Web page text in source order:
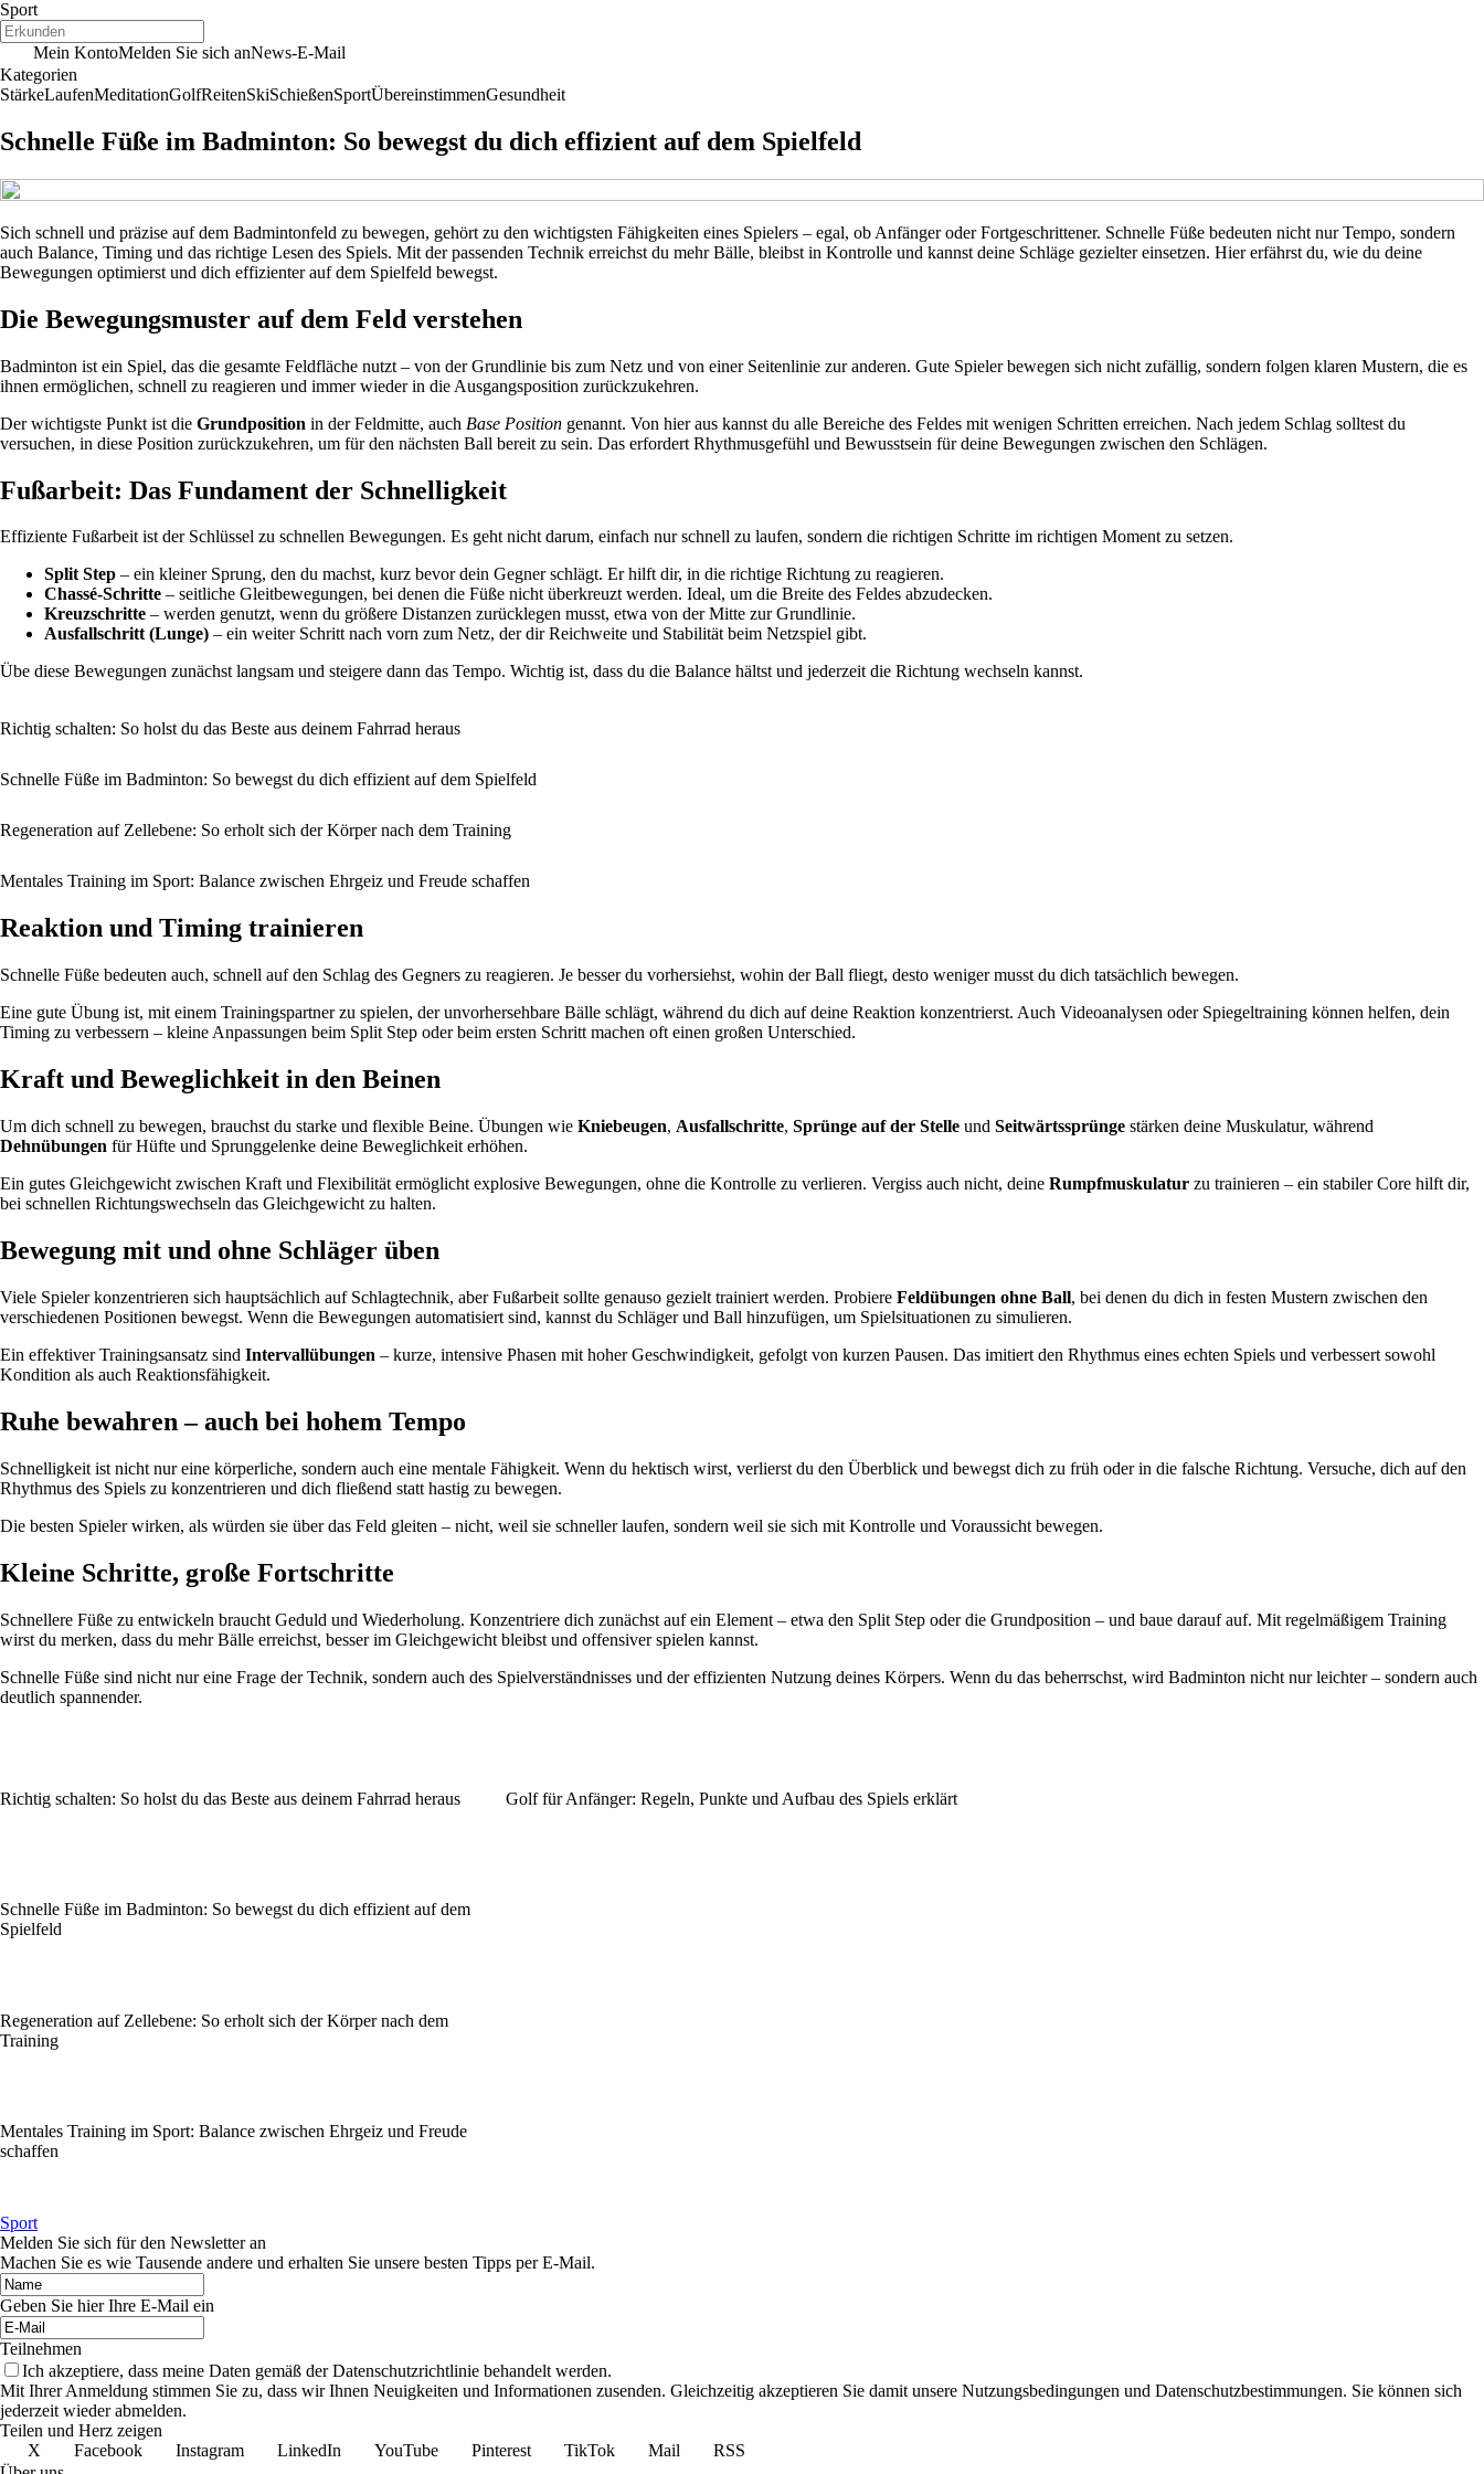
Sport
Mein KontoMelden Sie sich anNews-E-Mail
Kategorien
StärkeLaufenMeditationGolfReitenSkiSchießenSportÜbereinstimmenGesundheit
Schnelle Füße im Badminton: So bewegst du dich effizient auf dem Spielfeld
Sich schnell und präzise auf dem Badmintonfeld zu bewegen, gehört zu den wichtigsten Fähigkeiten eines Spielers – egal, ob Anfänger oder Fortgeschrittener. Schnelle Füße bedeuten nicht nur Tempo, sondern
auch Balance, Timing und das richtige Lesen des Spiels. Mit der passenden Technik erreichst du mehr Bälle, bleibst in Kontrolle und kannst deine Schläge gezielter einsetzen. Hier erfährst du, wie du deine
Bewegungen optimierst und dich effizienter auf dem Spielfeld bewegst.
Die Bewegungsmuster auf dem Feld verstehen
Badminton ist ein Spiel, das die gesamte Feldfläche nutzt – von der Grundlinie bis zum Netz und von einer Seitenlinie zur anderen. Gute Spieler bewegen sich nicht zufällig, sondern folgen klaren Mustern, die es
ihnen ermöglichen, schnell zu reagieren und immer wieder in die Ausgangsposition zurückzukehren.
Der wichtigste Punkt ist die Grundposition in der Feldmitte, auch Base Position genannt. Von hier aus kannst du alle Bereiche des Feldes mit wenigen Schritten erreichen. Nach jedem Schlag solltest du
versuchen, in diese Position zurückzukehren, um für den nächsten Ball bereit zu sein. Das erfordert Rhythmusgefühl und Bewusstsein für deine Bewegungen zwischen den Schlägen.
Fußarbeit: Das Fundament der Schnelligkeit
Effiziente Fußarbeit ist der Schlüssel zu schnellen Bewegungen. Es geht nicht darum, einfach nur schnell zu laufen, sondern die richtigen Schritte im richtigen Moment zu setzen.
Split Step – ein kleiner Sprung, den du machst, kurz bevor dein Gegner schlägt. Er hilft dir, in die richtige Richtung zu reagieren.
Chassé-Schritte – seitliche Gleitbewegungen, bei denen die Füße nicht überkreuzt werden. Ideal, um die Breite des Feldes abzudecken.
Kreuzschritte – werden genutzt, wenn du größere Distanzen zurücklegen musst, etwa von der Mitte zur Grundlinie.
Ausfallschritt (Lunge) – ein weiter Schritt nach vorn zum Netz, der dir Reichweite und Stabilität beim Netzspiel gibt.
Übe diese Bewegungen zunächst langsam und steigere dann das Tempo. Wichtig ist, dass du die Balance hältst und jederzeit die Richtung wechseln kannst.
Richtig schalten: So holst du das Beste aus deinem Fahrrad heraus
Schnelle Füße im Badminton: So bewegst du dich effizient auf dem Spielfeld
Regeneration auf Zellebene: So erholt sich der Körper nach dem Training
Mentales Training im Sport: Balance zwischen Ehrgeiz und Freude schaffen
Reaktion und Timing trainieren
Schnelle Füße bedeuten auch, schnell auf den Schlag des Gegners zu reagieren. Je besser du vorhersiehst, wohin der Ball fliegt, desto weniger musst du dich tatsächlich bewegen.
Eine gute Übung ist, mit einem Trainingspartner zu spielen, der unvorhersehbare Bälle schlägt, während du dich auf deine Reaktion konzentrierst. Auch Videoanalysen oder Spiegeltraining können helfen, dein
Timing zu verbessern – kleine Anpassungen beim Split Step oder beim ersten Schritt machen oft einen großen Unterschied.
Kraft und Beweglichkeit in den Beinen
Um dich schnell zu bewegen, brauchst du starke und flexible Beine. Übungen wie Kniebeugen, Ausfallschritte, Sprünge auf der Stelle und Seitwärtssprünge stärken deine Muskulatur, während
Dehnübungen für Hüfte und Sprunggelenke deine Beweglichkeit erhöhen.
Ein gutes Gleichgewicht zwischen Kraft und Flexibilität ermöglicht explosive Bewegungen, ohne die Kontrolle zu verlieren. Vergiss auch nicht, deine Rumpfmuskulatur zu trainieren – ein stabiler Core hilft dir,
bei schnellen Richtungswechseln das Gleichgewicht zu halten.
Bewegung mit und ohne Schläger üben
Viele Spieler konzentrieren sich hauptsächlich auf Schlagtechnik, aber Fußarbeit sollte genauso gezielt trainiert werden. Probiere Feldübungen ohne Ball, bei denen du dich in festen Mustern zwischen den
verschiedenen Positionen bewegst. Wenn die Bewegungen automatisiert sind, kannst du Schläger und Ball hinzufügen, um Spielsituationen zu simulieren.
Ein effektiver Trainingsansatz sind Intervallübungen – kurze, intensive Phasen mit hoher Geschwindigkeit, gefolgt von kurzen Pausen. Das imitiert den Rhythmus eines echten Spiels und verbessert sowohl
Kondition als auch Reaktionsfähigkeit.
Ruhe bewahren – auch bei hohem Tempo
Schnelligkeit ist nicht nur eine körperliche, sondern auch eine mentale Fähigkeit. Wenn du hektisch wirst, verlierst du den Überblick und bewegst dich zu früh oder in die falsche Richtung. Versuche, dich auf den
Rhythmus des Spiels zu konzentrieren und dich fließend statt hastig zu bewegen.
Die besten Spieler wirken, als würden sie über das Feld gleiten – nicht, weil sie schneller laufen, sondern weil sie sich mit Kontrolle und Voraussicht bewegen.
Kleine Schritte, große Fortschritte
Schnellere Füße zu entwickeln braucht Geduld und Wiederholung. Konzentriere dich zunächst auf ein Element – etwa den Split Step oder die Grundposition – und baue darauf auf. Mit regelmäßigem Training
wirst du merken, dass du mehr Bälle erreichst, besser im Gleichgewicht bleibst und offensiver spielen kannst.
Schnelle Füße sind nicht nur eine Frage der Technik, sondern auch des Spielverständnisses und der effizienten Nutzung deines Körpers. Wenn du das beherrschst, wird Badminton nicht nur leichter – sondern auch
deutlich spannender.
Richtig schalten: So holst du das Beste aus deinem Fahrrad heraus
Schnelle Füße im Badminton: So bewegst du dich effizient auf dem
Spielfeld
Regeneration auf Zellebene: So erholt sich der Körper nach dem
Training
Mentales Training im Sport: Balance zwischen Ehrgeiz und Freude
schaffen
Golf für Anfänger: Regeln, Punkte und Aufbau des Spiels erklärt
Sport
Melden Sie sich für den Newsletter an
Machen Sie es wie Tausende andere und erhalten Sie unsere besten Tipps per E-Mail.
Geben Sie hier Ihre E-Mail ein
Teilnehmen
Ich akzeptiere, dass meine Daten gemäß der Datenschutzrichtlinie behandelt werden.
Mit Ihrer Anmeldung stimmen Sie zu, dass wir Ihnen Neuigkeiten und Informationen zusenden. Gleichzeitig akzeptieren Sie damit unsere Nutzungsbedingungen und Datenschutzbestimmungen. Sie können sich
jederzeit wieder abmelden.
Teilen und Herz zeigen
X
Facebook Instagram LinkedIn YouTube Pinterest TikTok Mail
RSS